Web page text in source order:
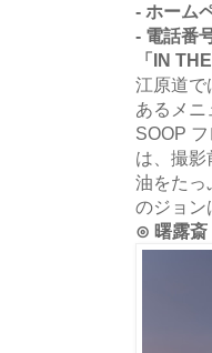
- ホーム
- 電話番
「IN
江原道で
あるメ
SOOP
は、撮
油をたっ
のジョン
⊙ 曙露斎